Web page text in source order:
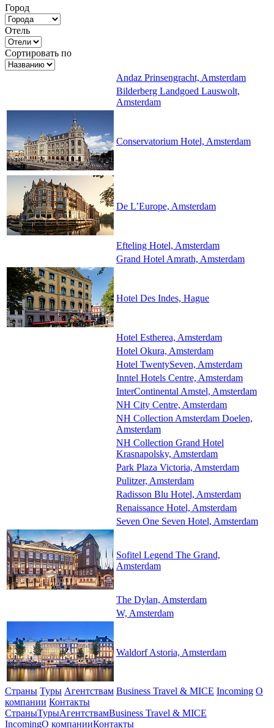
Город
Отель
Сортировать по
Andaz Prinsengracht, Amsterdam
Bilderberg Landgoed Lauswolt,
Amsterdam
Conservatorium Hotel, Amsterdam
De L’Europe, Amsterdam
Efteling Hotel, Amsterdam
Grand Hotel Amrath, Amsterdam
Hotel Des Indes, Hague
Hotel Estherea, Amsterdam
Hotel Okura, Amsterdam
Hotel TwentySeven, Amsterdam
Inntel Hotels Centre, Amsterdam
InterContinental Amstel, Amsterdam
NH City Centre, Amsterdam
NH Collection Amsterdam Doelen,
Amsterdam
NH Collection Grand Hotel
Krasnapolsky, Amsterdam
Park Plaza Victoria, Amsterdam
Pulitzer, Amsterdam
Radisson Blu Hotel, Amsterdam
Renaissance Hotel, Amsterdam
Seven One Seven Hotel, Amsterdam
Sofitel Legend The Grand,
Amsterdam
The Dylan, Amsterdam
W, Amsterdam
Waldorf Astoria, Amsterdam
Страны Туры Агентствам Business Travel & MICE Incoming О
компании Контакты
СтраныТурыАгентствамBusiness Travel & MICE
IncomingО компанииКонтакты